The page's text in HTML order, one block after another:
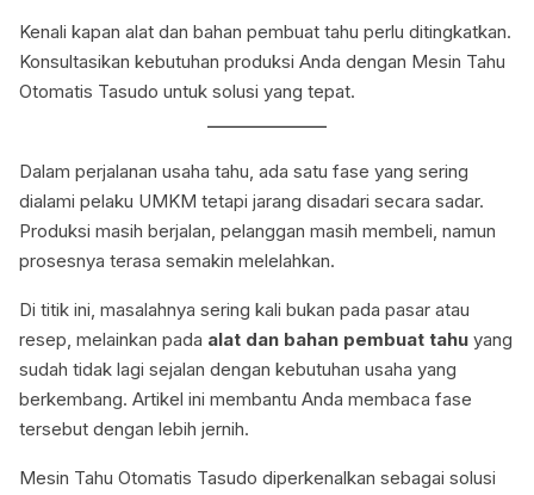
Kenali kapan alat dan bahan pembuat tahu perlu ditingkatkan.
Konsultasikan kebutuhan produksi Anda dengan Mesin Tahu
Otomatis Tasudo untuk solusi yang tepat.
Dalam perjalanan usaha tahu, ada satu fase yang sering
dialami pelaku UMKM tetapi jarang disadari secara sadar.
Produksi masih berjalan, pelanggan masih membeli, namun
prosesnya terasa semakin melelahkan.
Di titik ini, masalahnya sering kali bukan pada pasar atau
resep, melainkan pada alat dan bahan pembuat tahu yang
sudah tidak lagi sejalan dengan kebutuhan usaha yang
berkembang. Artikel ini membantu Anda membaca fase
tersebut dengan lebih jernih.
Mesin Tahu Otomatis Tasudo diperkenalkan sebagai solusi